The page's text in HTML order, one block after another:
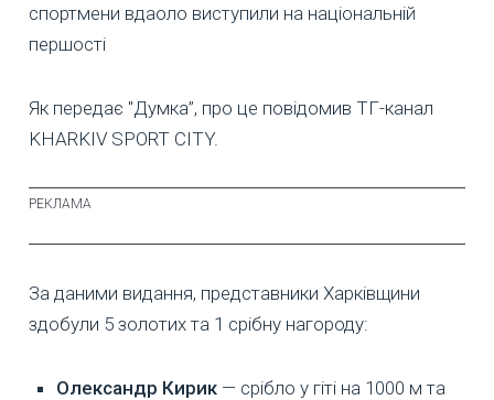
спортмени вдаоло виступили на національній
першості
Як передає "Думка”, про це повідомив ТГ-канал
KHARKIV SPORT CITY.
За даними видання, представники Харківщини
здобули 5 золотих та 1 срібну нагороду:
Олександр Кирик — срібло у гіті на 1000 м та